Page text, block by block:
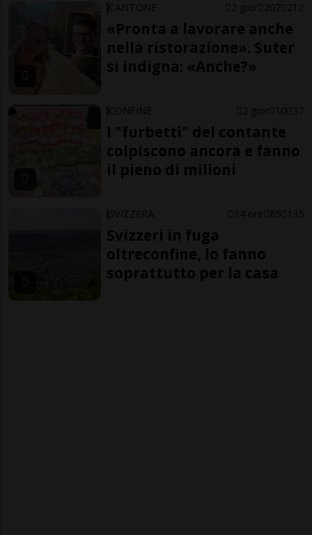
CANTONE 2 gior 207 212
«Pronta a lavorare anche
nella ristorazione». Suter
si indigna: «Anche?»
CONFINE 2 gior 10 37
I "furbetti" del contante
colpiscono ancora e fanno
il pieno di milioni
SVIZZERA 14 ore 85 135
Svizzeri in fuga
oltreconfine, lo fanno
soprattutto per la casa